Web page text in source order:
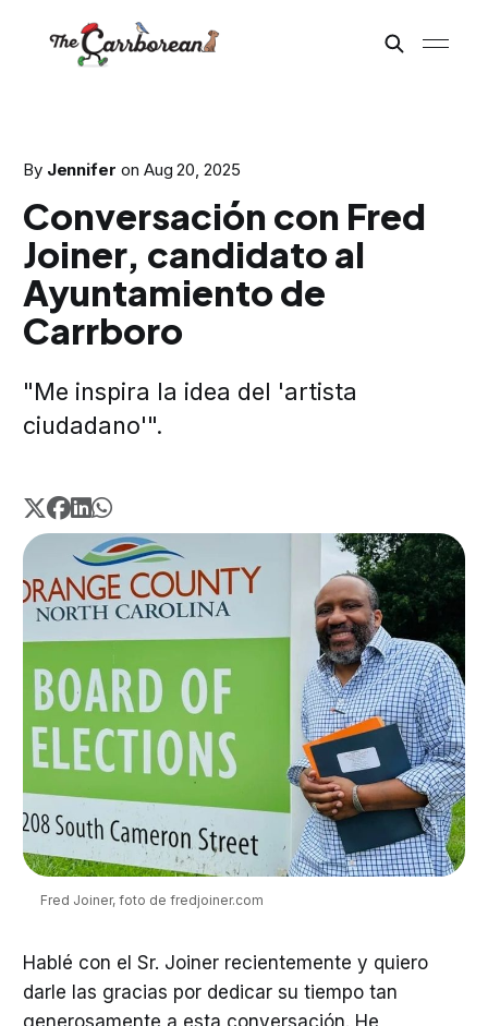
By Jennifer on Aug 20, 2025
Conversación con Fred
Joiner, candidato al
Ayuntamiento de
Carrboro
"Me inspira la idea del 'artista
ciudadano'".
Fred Joiner, foto de fredjoiner.com
Hablé con el Sr. Joiner recientemente y quiero
darle las gracias por dedicar su tiempo tan